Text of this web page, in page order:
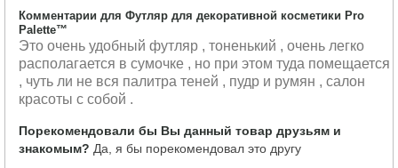
Комментарии для Футляр для декоративной косметики Pro
Palette™
Это очень удобный футляр , тоненький , очень легко
располагается в сумочке , но при этом туда помещается
, чуть ли не вся палитра теней , пудр и румян , салон
красоты с собой .
Порекомендовали бы Вы данный товар друзьям и
знакомым? Да, я бы порекомендовал это другу